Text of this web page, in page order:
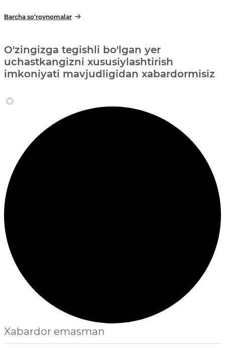
Barcha so‘rovnomalar
O'zingizga tegishli bo'lgan yer
uchastkangizni xususiylashtirish
imkoniyati mavjudligidan xabardormisiz
Xabardor emasman